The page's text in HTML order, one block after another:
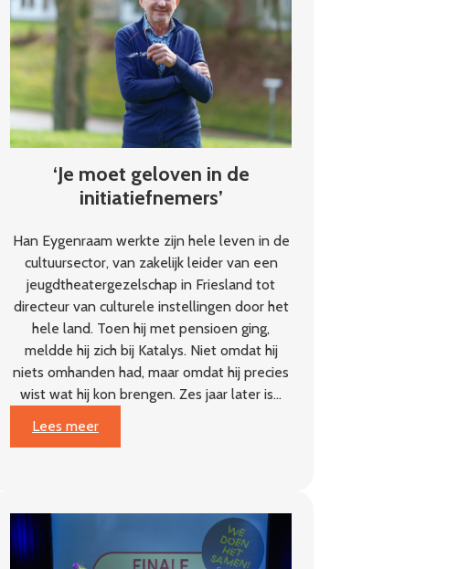
‘Je moet geloven in de
initiatiefnemers’
Han Eygenraam werkte zijn hele leven in de
cultuursector, van zakelijk leider van een
jeugdtheatergezelschap in Friesland tot
directeur van culturele instellingen door het
hele land. Toen hij met pensioen ging,
meldde hij zich bij Katalys. Niet omdat hij
niets omhanden had, maar omdat hij precies
wist wat hij kon brengen. Zes jaar later is…
Lees meer
:
‘Je
in
initiatiefnemers’